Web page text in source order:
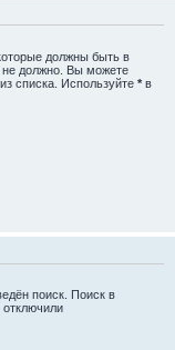
должны быть в
не должно. Вы можете
списка. Используйте * в
поиск. Поиск в